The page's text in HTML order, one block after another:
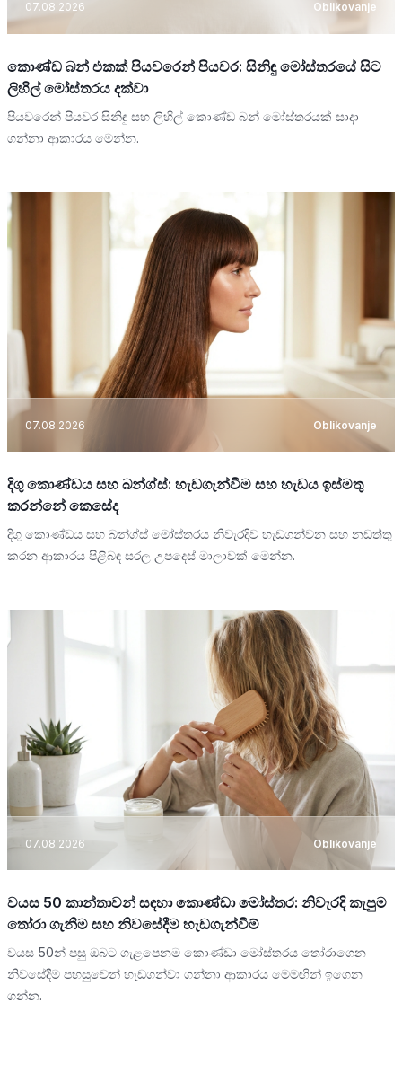
07.08.2026 Oblikovanje
කොණ්ඩ බන් එකක් පියවරෙන් පියවර: සිනිඳු මෝස්තරයේ සිට
ලිහිල් මෝස්තරය දක්වා
පියවරෙන් පියවර සිනිඳු සහ ලිහිල් කොණ්ඩ බන් මෝස්තරයක් සාදා
ගන්නා ආකාරය මෙන්න.
07.08.2026 Oblikovanje
දිගු කොණ්ඩය සහ බන්ග්ස්: හැඩගැන්වීම සහ හැඩය ඉස්මතු
කරන්නේ කෙසේද
දිගු කොණ්ඩය සහ බන්ග්ස් මෝස්තරය නිවැරදිව හැඩගන්වන සහ නඩත්තු
කරන ආකාරය පිළිබඳ සරල උපදෙස් මාලාවක් මෙන්න.
07.08.2026 Oblikovanje
වයස 50 කාන්තාවන් සඳහා කොණ්ඩා මෝස්තර: නිවැරදි කැපුම
තෝරා ගැනීම සහ නිවසේදීම හැඩගැන්වීම්
වයස 50න් පසු ඔබට ගැළපෙනම කොණ්ඩා මෝස්තරය තෝරාගෙන
නිවසේදීම පහසුවෙන් හැඩගන්වා ගන්නා ආකාරය මෙමඟින් ඉගෙන
ගන්න.